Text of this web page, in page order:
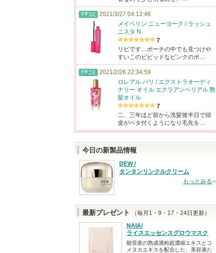
2021/3/27 04:12:46
メイベリン ニューヨーク / ラッシュ
ニスタ N
7
リピです…ポーチの中でも見つけや
すいこのビビッドなピンクのボ…
2021/2/26 22:34:59
ロレアル パリ / エクストラオーディ
ナリー オイル エクラアンペリアル 艶
髪オイル
7
二、三年ほど前から洗髪後半日で頭
皮がベタ付くようになり毛先を…
今日の新製品情報
DEW /
タンタンリンクルクリーム
もっとみる
最新プレゼント
（毎月1・9・17・24日更新）
NAIA/
ライスエッセンスグロウマスク
能登産の熟成酒粕超濃縮エキスとコ
メヌカエキスを配合した、美容液た